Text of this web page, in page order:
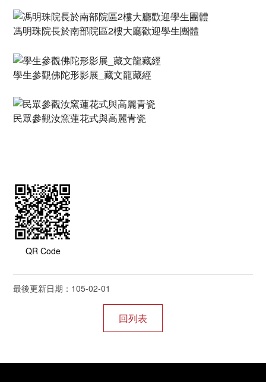
馮明珠院長於南部院區2樓大廳歡迎學生團體
學生參觀佛陀形影展_藏文龍藏經
民眾參觀汝窯蓮花式與高麗青瓷
QR Code
最後更新日期：105-02-01